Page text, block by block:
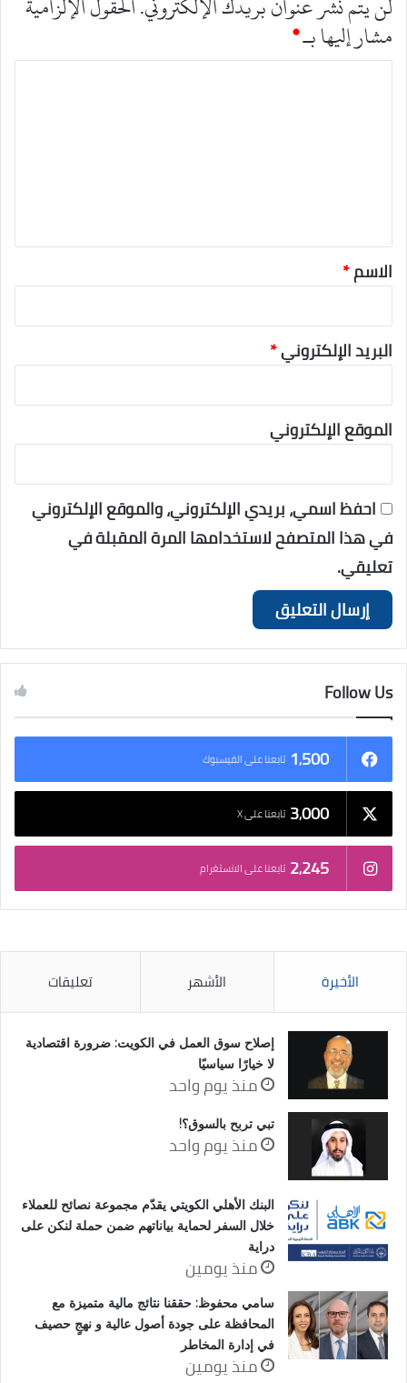
مشار إليها بـ*
ا
الاسم*
البريد الإلكتروني*
الموقع الإلكتروني
احفظ اسمي، بريدي الإلكتروني، والموقع الإلكتروني
في هذا المتصفح لاستخدامها المرة المقبلة في
تعليقي.
Follow Us
1٬500 تابعنا على الفيسبوك
3٬000 تابعنا على X
2٬245 تابعنا على الانستغرام
الأخيرة الأشهر تعليقات
إصلاح سوق العمل في الكويت: ضرورة اقتصادية
لا خيارًا سياسيًا
منذ يوم واحد
تبي تربح بالسوق؟!
منذ يوم واحد
البنك الأهلي الكويتي يقدّم مجموعة نصائح للعملاء
خلال السفر لحماية بياناتهم ضمن حملة لنكن على
دراية
منذ يومين
سامي محفوظ: حققنا نتائج مالية متميزة مع
المحافظة على جودة أصول عالية و نهجٍ حصيف
في إدارة المخاطر
منذ يومين